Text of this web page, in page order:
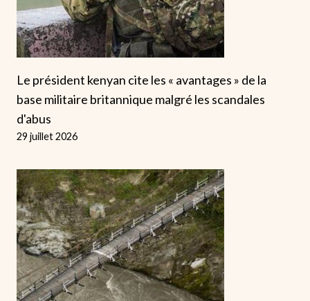
Le président kenyan cite les « avantages » de la
base militaire britannique malgré les scandales
d'abus
29 juillet 2026